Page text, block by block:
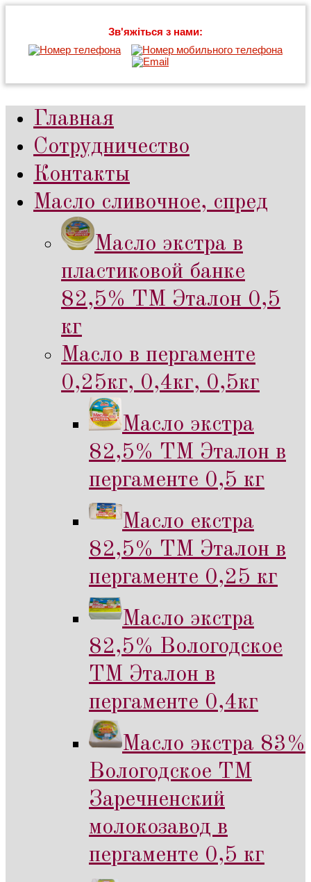
Зв'яжіться з нами:
Главная
Сотрудничество
Контакты
Масло сливочное, спред
Масло экстра в
пластиковой банке
82,5% ТМ Эталон 0,5
кг
Масло в пергаменте
0,25кг, 0,4кг, 0,5кг
Масло экстра
82,5% ТМ Эталон в
пергаменте 0,5 кг
Масло екстра
82,5% ТМ Эталон в
пергаменте 0,25 кг
Масло экстра
82,5% Вологодское
ТМ Эталон в
пергаменте 0,4кг
Масло экстра 83%
Вологодское ТМ
Заречненский
молокозавод в
пергаменте 0,5 кг